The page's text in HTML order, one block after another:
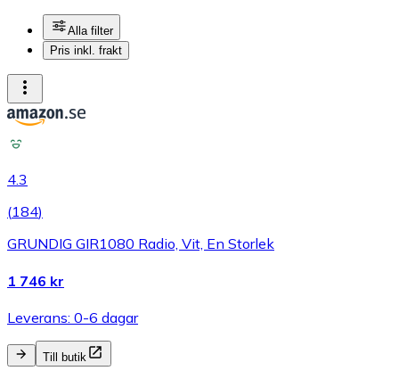
Alla filter
Pris inkl. frakt
4.3
(184)
GRUNDIG GIR1080 Radio, Vit, En Storlek
1 746 kr
Leverans: 0-6 dagar
Till butik